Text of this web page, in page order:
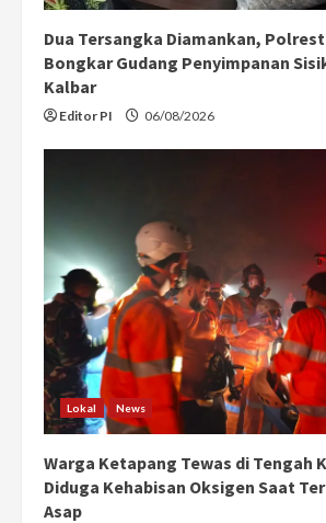
Dua Tersangka Diamankan,
Bongkar Gudang Penyimpanan
Kalbar
Editor PI 06/08/2026
Lokal News
Warga Ketapang Tewas di Tengah
Diduga Kehabisan Oksigen Saat
Asap